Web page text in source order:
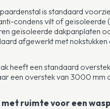
is standaard
condens vilt of geïsoleerde
geïsoleerde dakpanplaten
afgewerkt met nokstukken
heeft een standaard
een overstek van 3000 mm
ruimte voor een